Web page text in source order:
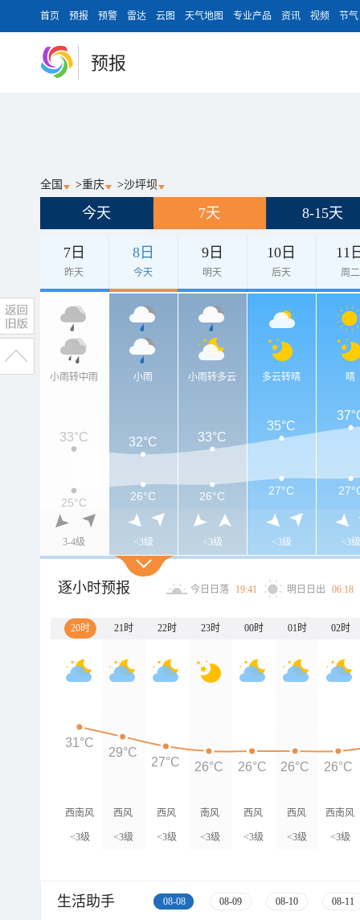
首页 预报 预警 雷达 云图 天气地图 专业产品 资讯 视频 节气
预报
全国 >重庆 >沙坪坝
今天 7天 8-15天
7日
昨天
8日
今天
9日
明天
10日
后天
11
周二
小雨转中雨
3-4级
小雨
<3级
小雨转多云
<3级
多云转晴
<3级
晴
<3级
33°C 32°C 33°C
35°C
25°C 26°C 26°C 27°C
逐小时预报 今日日落 19:41 明日日出 06:18
20时 21时 22时 23时 00时 01时 02时
西南风
<3级
西风
<3级
西风
<3级
南风
<3级
西风
<3级
西风
<3级
西南风
<3级
31°C
29°C
27°C 26°C 26°C 26°C 26°C
生活助手 08-08 08-09 08-10 08-11